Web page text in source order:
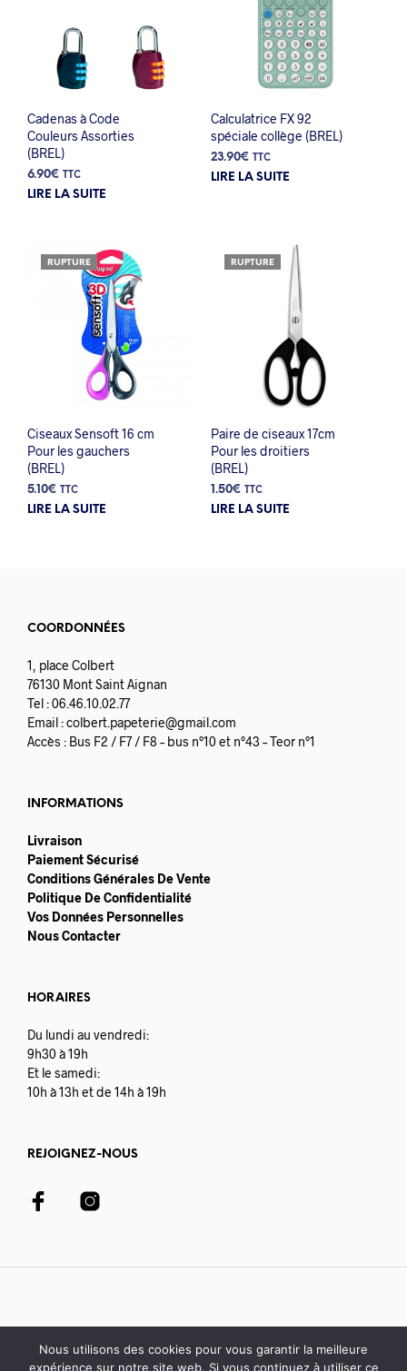
Cadenas à Code
Couleurs Assorties
(BREL)
6.90€ TTC
LIRE LA SUITE
Calculatrice FX 92
spéciale collège (BREL)
23.90€ TTC
LIRE LA SUITE
RUPTURE
Ciseaux Sensoft 16 cm
Pour les gauchers
(BREL)
5.10€ TTC
LIRE LA SUITE
RUPTURE
Paire de ciseaux 17cm
Pour les droitiers
(BREL)
1.50€ TTC
LIRE LA SUITE
COORDONNÉES
1, place Colbert
76130 Mont Saint Aignan
Tel : 06.46.10.02.77
Email :colbert.papeterie@gmail.com
Accès : Bus F2 / F7 / F8 – bus n°10 et n°43 – Teor n°1
INFORMATIONS
Livraison
Paiement Sécurisé
Conditions Générales De Vente
Politique De Confidentialité
Vos Données Personnelles
Nous Contacter
HORAIRES
Du lundi au vendredi:
9h30 à 19h
Et le samedi:
10h à 13h et de 14h à 19h
REJOIGNEZ-NOUS
Nous utilisons des cookies pour vous garantir la meilleure
expérience sur notre site web. Si vous continuez à utiliser ce